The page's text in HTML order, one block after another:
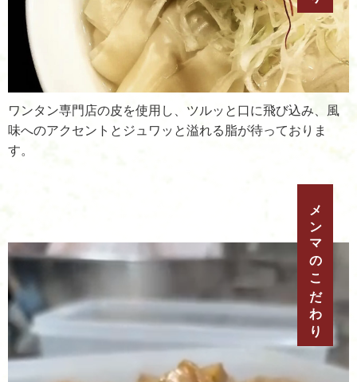
メンマのこだわり
ワンタン専門店の皮を使用し、ツルッと口に飛び込み、風
味へのアクセントとジュワッと溢れる脂が待っておりま
す。